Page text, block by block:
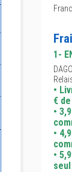
1-
•
€
•
•
•